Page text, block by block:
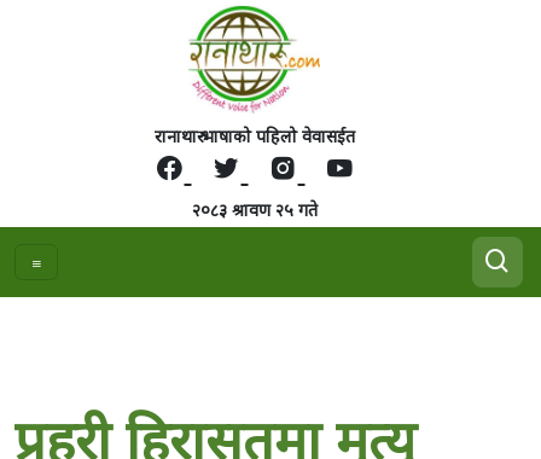
रानाथारु भाषाको पहिलो वेवासईत
२०८३ श्रावण २५ गते
प्रहरी हिरासतमा मृत्यु